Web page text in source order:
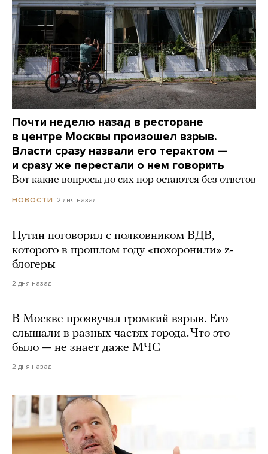
Почти неделю назад в ресторане
в центре Москвы произошел взрыв.
Власти сразу назвали его терактом —
и сразу же перестали о нем говорить
Вот какие вопросы до сих пор остаются без ответов
НОВОСТИ 2 дня назад
Путин поговорил с полковником ВДВ,
которого в прошлом году «похоронили» z-
блогеры
2 дня назад
В Москве прозвучал громкий взрыв. Его
слышали в разных частях города. Что это
было — не знает даже МЧС
2 дня назад